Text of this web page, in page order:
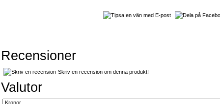
Recensioner
Skriv en recension om denna produkt!
Valutor